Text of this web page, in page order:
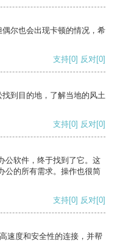
尔也会出现卡顿的情况，希
支持[0] 反对[0]
到目的地，了解当地的风土
支持[0] 反对[0]
公软件，终于找到了它。这
公的所有需求。操作也很简
支持[0] 反对[0]
速度和安全性的连接，并帮